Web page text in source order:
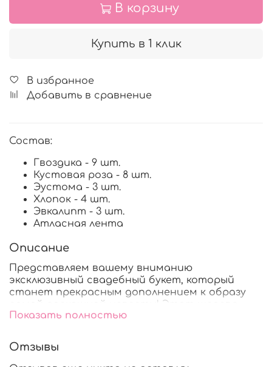
В корзину
Купить в 1 клик
В избранное
Добавить в сравнение
Состав:
Гвоздика - 9 шт.
Кустовая роза - 8 шт.
Эустома - 3 шт.
Хлопок - 4 шт.
Эвкалипт - 3 шт.
Атласная лента
Описание
Представляем вашему вниманию
эксклюзивный свадебный букет, который
станет прекрасным дополнением к образу
самой роскошной невесты! Этот шедевр
флористического искусства включает в себя
элегантные эустомы, воздушный хлопок,
ароматный эвкалипт – все это гармонично
Показать полностью
Отзывы